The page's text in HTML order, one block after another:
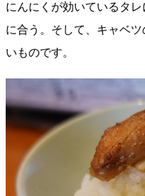
にんにくが効いているタ
に合う。そして、キャベ
いものです。